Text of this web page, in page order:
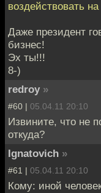
воздействовать
Даже президент
бизнес!
Эх ты!!!
8-)
redroy »
#60 | 05.04.11 20:10
Извините, что не
откуда?
Ignatovich »
#61 | 05.04.11 20:10
Кому: иной